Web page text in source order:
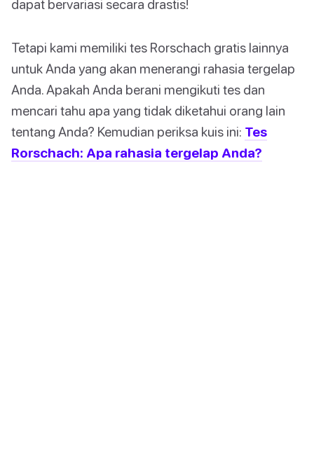
dapat bervariasi secara drastis!
Tetapi kami memiliki tes Rorschach gratis lainnya
untuk Anda yang akan menerangi rahasia tergelap
Anda. Apakah Anda berani mengikuti tes dan
mencari tahu apa yang tidak diketahui orang lain
tentang Anda? Kemudian periksa kuis ini: Tes
Rorschach: Apa rahasia tergelap Anda?